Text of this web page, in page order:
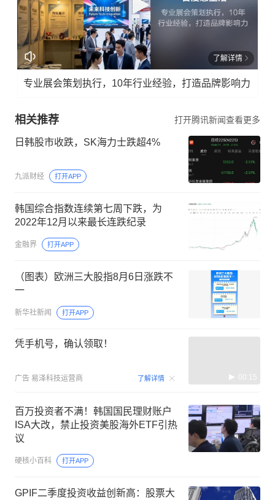
了解详情
专业展会策划执行，10年行业经验，打造品牌影响力
相关推荐 打开腾讯新闻查看更多
日韩股市收跌，SK海力士跌超4%
九派财经 打开APP
韩国综合指数连续第七周下跌，为
2022年12月以来最长连跌纪录
金融界 打开APP
（图表）欧洲三大股指8月6日涨跌不
一
新华社新闻 打开APP
凭手机号，确认领取！
广告 易泽科技运营商 了解详情 00:15
百万投资者不满！韩国国民理财账户
ISA大改，禁止投资美股海外ETF引热
议
硬核小百科 打开APP
GPIF二季度投资收益创新高：股票大